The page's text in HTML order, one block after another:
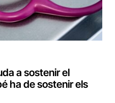
a sostenir el
ha de sostenir els